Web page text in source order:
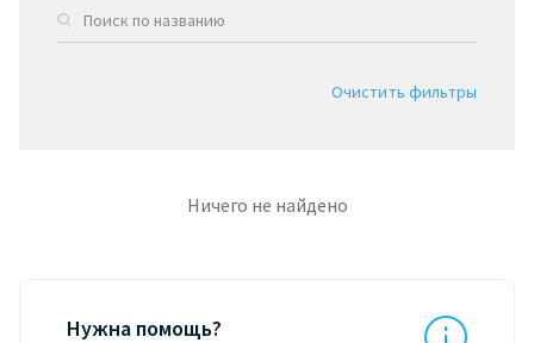
Очистить фильтры
Ничего не найдено
Нужна помощь?